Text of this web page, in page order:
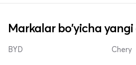
Markalar bo'yicha
BYD Chery